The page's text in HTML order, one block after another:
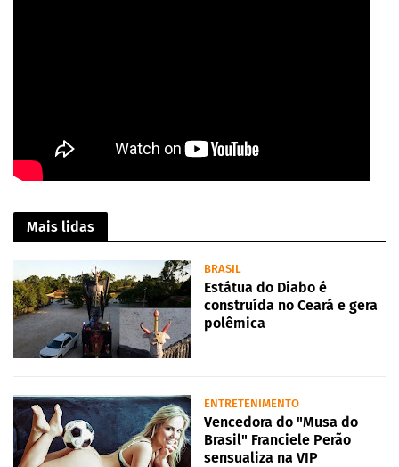
Mais lidas
BRASIL
Estátua do Diabo é
construída no Ceará e gera
polêmica
ENTRETENIMENTO
Vencedora do "Musa do
Brasil" Franciele Perão
sensualiza na VIP